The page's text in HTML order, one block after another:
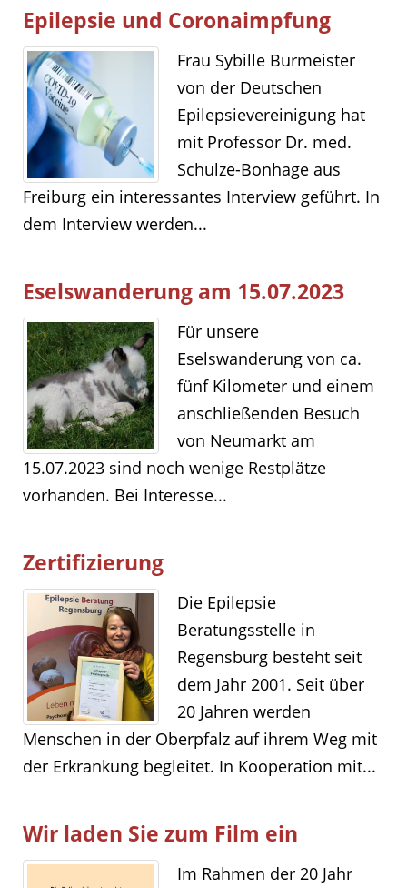
Epilepsie und Coronaimpfung
Frau Sybille Burmeister
von der Deutschen
Epilepsievereinigung hat
mit Professor Dr. med.
Schulze-Bonhage aus
Freiburg ein interessantes Interview geführt. In
dem Interview werden...
Eselswanderung am 15.07.2023
Für unsere
Eselswanderung von ca.
fünf Kilometer und einem
anschließenden Besuch
von Neumarkt am
15.07.2023 sind noch wenige Restplätze
vorhanden. Bei Interesse...
Zertifizierung
Die Epilepsie
Beratungsstelle in
Regensburg besteht seit
dem Jahr 2001. Seit über
20 Jahren werden
Menschen in der Oberpfalz auf ihrem Weg mit
der Erkrankung begleitet. In Kooperation mit...
Wir laden Sie zum Film ein
Im Rahmen der 20 Jahr